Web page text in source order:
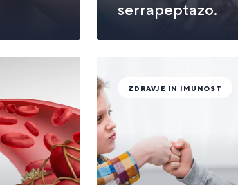
serrapeptazo.
ZDRAVJE IN IMUNOST